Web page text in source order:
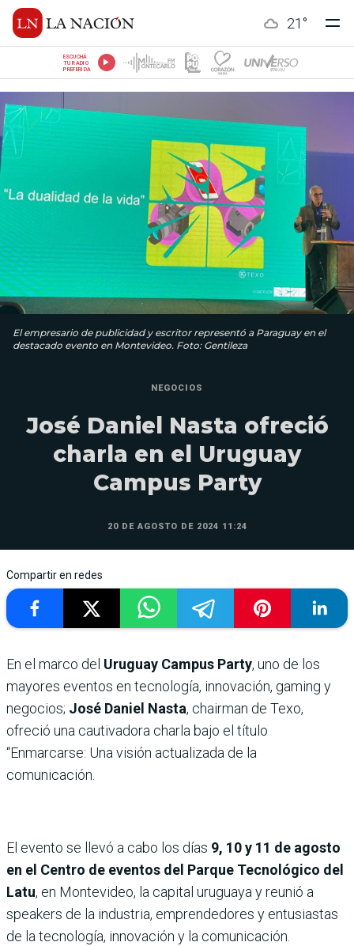
21 °
ESCUCHÁ
TU RADIO
PREFERIDA
El empresario de publicidad y escritor representó a Paraguay en el
destacado evento en Montevideo. Foto: Gentileza
NEGOCIOS
José Daniel Nasta ofreció
charla en el Uruguay
Campus Party
20 DE AGOSTO DE 2024 11:24
Compartir en redes
En el marco del Uruguay Campus Party, uno de los
mayores eventos en tecnología, innovación, gaming y
negocios; José Daniel Nasta, chairman de Texo,
ofreció una cautivadora charla bajo el título
“Enmarcarse: Una visión actualizada de la
comunicación.
El evento se llevó a cabo los días 9, 10 y 11 de agosto
en el Centro de eventos del Parque Tecnológico del
Latu, en Montevideo, la capital uruguaya y reunió a
speakers de la industria, emprendedores y entusiastas
de la tecnología, innovación y la comunicación.